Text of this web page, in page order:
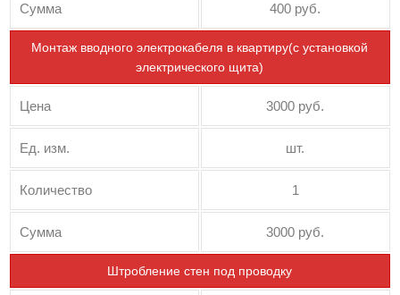
Сумма 400 руб.
Монтаж вводного электрокабеля в квартиру(с установкой
электрического щита)
Цена 3000 руб.
Ед. изм. шт.
Количество 1
Сумма 3000 руб.
Штробление стен под проводку